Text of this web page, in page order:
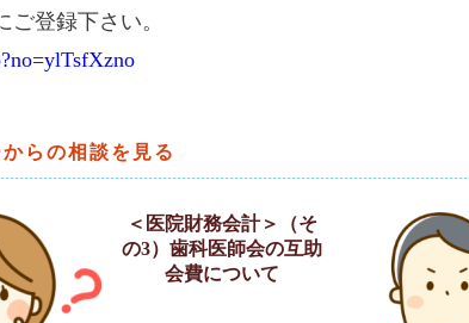
登録下さい。
らの相談を見る
＜医院財務会計＞（そ
の3）歯科医師会の互助
会費について